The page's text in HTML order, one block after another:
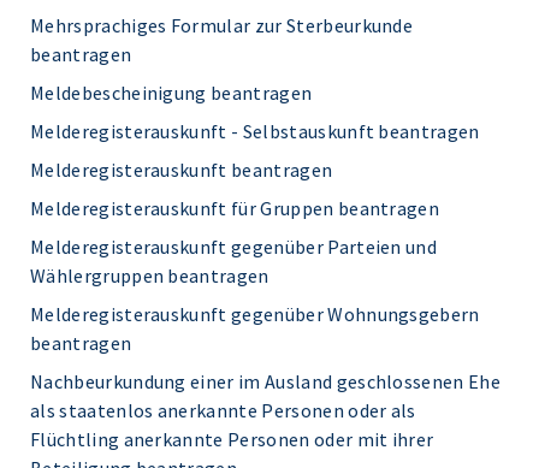
Mehrsprachiges Formular zur Sterbeurkunde
beantragen
Meldebescheinigung beantragen
Melderegisterauskunft - Selbstauskunft beantragen
Melderegisterauskunft beantragen
Melderegisterauskunft für Gruppen beantragen
Melderegisterauskunft gegenüber Parteien und
Wählergruppen beantragen
Melderegisterauskunft gegenüber Wohnungsgebern
beantragen
Nachbeurkundung einer im Ausland geschlossenen Ehe
als staatenlos anerkannte Personen oder als
Flüchtling anerkannte Personen oder mit ihrer